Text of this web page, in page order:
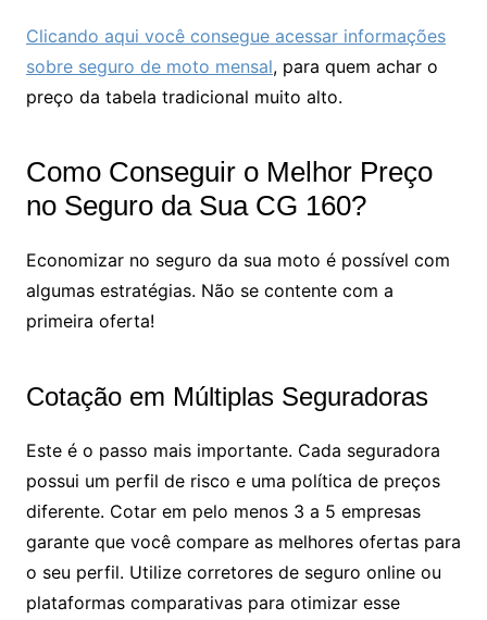
Clicando aqui você consegue acessar informações
sobre seguro de moto mensal, para quem achar o
preço da tabela tradicional muito alto.
Como Conseguir o Melhor Preço
no Seguro da Sua CG 160?
Economizar no seguro da sua moto é possível com
algumas estratégias. Não se contente com a
primeira oferta!
Cotação em Múltiplas Seguradoras
Este é o passo mais importante. Cada seguradora
possui um perfil de risco e uma política de preços
diferente. Cotar em pelo menos 3 a 5 empresas
garante que você compare as melhores ofertas para
o seu perfil. Utilize corretores de seguro online ou
plataformas comparativas para otimizar esse